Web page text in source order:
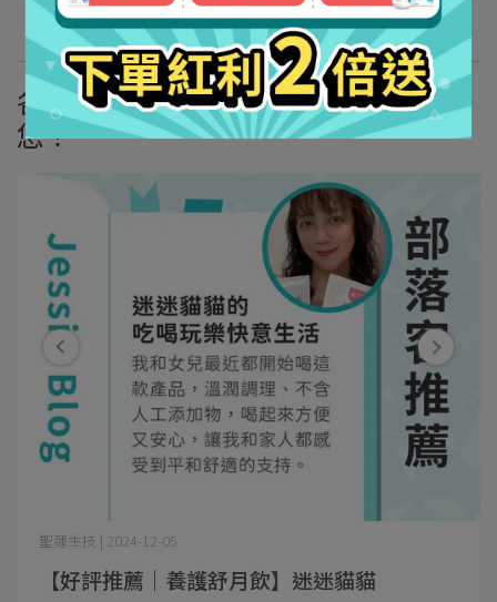
更多文章
各大部落客真實體驗，好評推薦給
您！
聖蓮生技 | 2024-12-05
【好評推薦｜養護舒月飲】迷迷貓貓